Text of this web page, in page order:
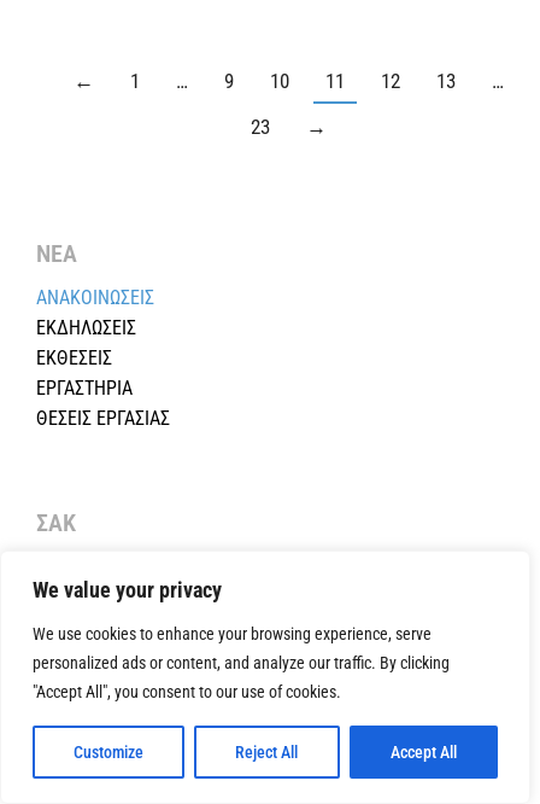
We value your privacy
We use cookies to enhance your browsing experience, serve
personalized ads or content, and analyze our traffic. By clicking
"Accept All", you consent to our use of cookies.
Customize Reject All Accept All
← 1 … 9 10 11 12 13
…
23
→
ΝΕΑ
ΑΝΑΚΟΙΝΩΣΕΙΣ
ΕΚΔΗΛΩΣΕΙΣ
ΕΚΘΕΣΕΙΣ
ΕΡΓΑΣΤΗΡΙΑ
ΘΕΣΕΙΣ ΕΡΓΑΣΙΑΣ
ΣΑΚ
ΚΑΤΑΣΤΑΤΙΚΟ
ΚΩΔΙΚΑΣ ΔΕΟΝΤΟΛΟΓΙΑΣ
ΣΥΜΒΟΛΑΙΑ ΜΕΔΣΚ
ΔΙΟΙΚΗΤΙΚΗ ΔΟΜΗ
ΔΙΕΘΝΕΙΣ ΣΧΕΣEIΣ
ΕΤΗΣΙΟΣ ΑΠΟΛΟΓΙΣΜΟΣ